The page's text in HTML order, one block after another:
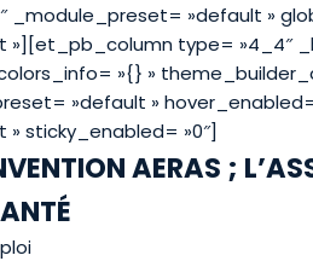
_module_preset= »default »
type= »4_4″
»{} »
»default »
sticky_enabled= »0″]
AERAS ;